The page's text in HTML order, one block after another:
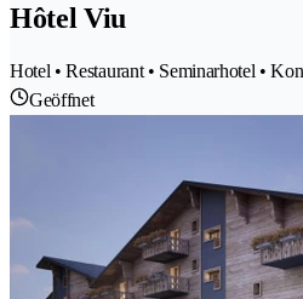
Hôtel Viu
Hotel • Restaurant • Seminarhotel •
Geöffnet